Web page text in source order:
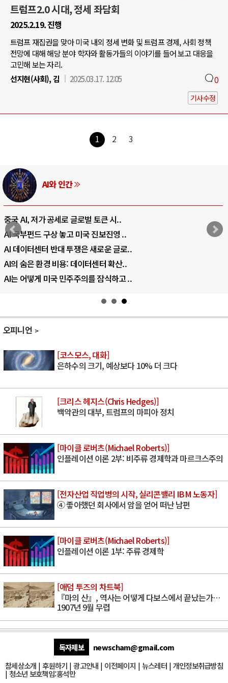
트럼프2.0 시대, 정세 좌담회
2025.2.19. 진행
트럼프 재집권을 맞아 미국 내외 정세 변화 및 트럼프 경제, 사회 정책
전망에 대해 해당 분야 학자와 활동가들의 이야기를 들어 보고 대응을
고민해 보는 자리.
선지현(사회), 김
2025.03.17. 12:05 0
기사수정
1 2 3
AI와 인간
중국 AI, 저가 공세로 글로벌 토큰 시..
AI 국부펀드 구상 놓고 미국 진보진영 ..
AI 데이터센터 반대 투쟁은 새로운 글로..
AI의 숨은 환경 비용: 데이터센터 확산..
AI는 어떻게 미국 민주주의를 잠식하고 ..
오피니언
[코스모스, 대화]
은하수의 크기, 예상보다 10% 더 크다
[크리스 헤지스(Chris Hedges)]
백악관의 대부, 트럼프의 마피아 정치
[마이클 로버츠(Michael Roberts)]
인플레이션 이론 2부: 비주류 경제학과 마르크스주의
[전자산업 직업병의 시작, 실리콘밸리 IBM 노동자]
④ 좋아했던 회사에서 암을 얻어 떠난 남편
[마이클 로버츠(Michael Roberts)]
인플레이션 이론 1부: 주류 경제학
[애덤 투즈의 차트북]
『마의 산』, 역사는 어떻게 다보스에서 끝났는가…
1907년 9월 무렵
독자제보
newscham@gmail.com
참세상소개 | 후원하기 |광고안내 | 이전페이지 | 뉴스레터| 개인정보취급방침
| 청소년 보호책임:홍석만